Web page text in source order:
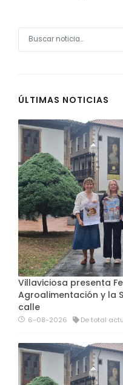
ÚLTIMAS NOTICIAS
Villaviciosa presenta
Agroalimentación y la
calle
6-08-2026 De total